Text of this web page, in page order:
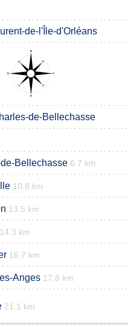
de-l'Île-d'Orléans
de-Bellechasse
Bellechasse 6.7 km
10.8 km
13.5 km
14.3 km
16.7 km
Anges 17.8 km
21.1 km